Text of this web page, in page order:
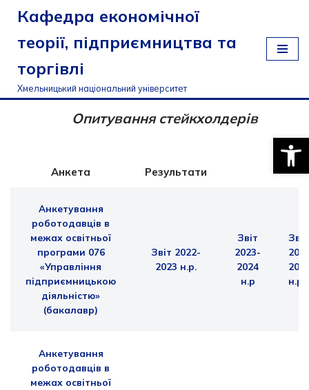
Перейти
вмісту
Кафедра економічної
теорії, підприємництва та
торгівлі
Хмельницький національний університет
Опитування стейкхолдерів
Анкета Результати
Анкетування
роботодавців в
межах освітньої
програми 076
«Управління
підприємницькою
діяльністю»
(бакалавр)
Звіт 2022-
2023 н.р.
Звіт
2023-
2024
н.р
Звіт
н.р
Анкетування
роботодавців в
межах освітньої